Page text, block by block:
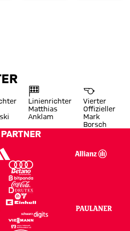
Linienrichter
Matthias
Anklam
Vierter
Offizieller
Mark
Borsch
PARTNER